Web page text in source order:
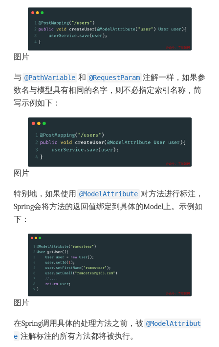
图片
与 @PathVariable 和 @RequestParam 注解一样，如果参
数名与模型具有相同的名字，则不必指定索引名称，简
写示例如下：
图片
特别地，如果使用 @ModelAttribute 对方法进行标注，
Spring会将方法的返回值绑定到具体的Model上。示例如
下：
图片
在Spring调用具体的处理方法之前，被 @ModelAttribut
e 注解标注的所有方法都将被执行。